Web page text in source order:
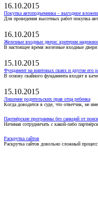
16.10.2015
Покупка автоподъемника – выгодное
Для проведения высотных работ покупка
16.10.2015
Железные входные двери: критерии
В настоящее время железные входные двери
15.10.2015
Фундамент на винтовых сваях и другие его
В основу свайного фундамента входят в
15.10.2015
Лишение родительских прав отца ребенка
Когда доводится в суде, что ответчик, не
Партнёрские программы без санкций от
Начиная сотрудничать с какой-либо
Раскрутка сайтов
Раскрутка сайтов довольно сложный